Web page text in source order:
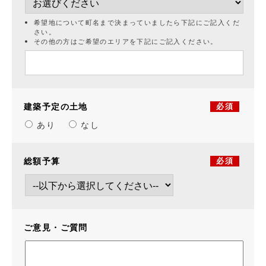
希望地について町名まで決まっていましたら下記にご記入くだ
さい。
その他の方はご希望のエリアを下記にご記入ください。
建築予定の土地 必須
あり なし
総額予算 必須
ご意見・ご質問